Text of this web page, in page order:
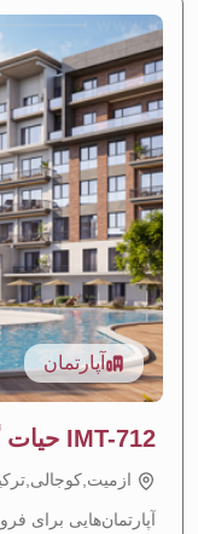
آپارتمان
IMT-712 حیات گازینیا
آپارتمان‌هایی برای